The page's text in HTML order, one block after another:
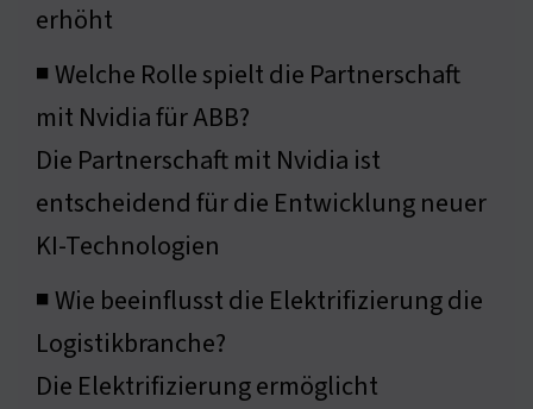
erhöht
◾ Welche Rolle spielt die Partnerschaft
mit Nvidia für ABB?
Die Partnerschaft mit Nvidia ist
entscheidend für die Entwicklung neuer
KI-Technologien
◾ Wie beeinflusst die Elektrifizierung die
Logistikbranche?
Die Elektrifizierung ermöglicht